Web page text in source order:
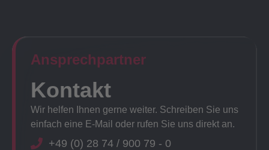
Ansprechpartner​
Kontakt
Wir helfen Ihnen gerne weiter. Schreiben Sie uns
einfach eine E-Mail oder rufen Sie uns direkt an.
+49 (0) 28 74 / 900 79 - 0